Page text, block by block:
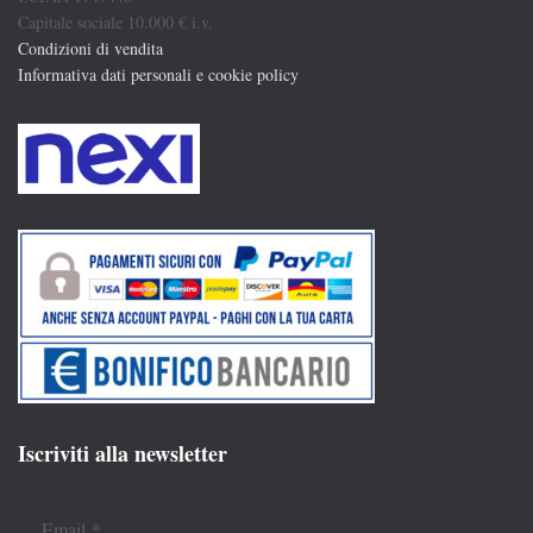
Capitale sociale 10.000 € i.v.
Condizioni di vendita
Informativa dati personali e cookie policy
Iscriviti alla newsletter